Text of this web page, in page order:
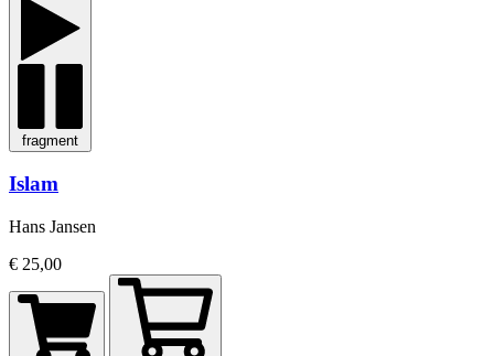
fragment
Islam
Hans Jansen
€ 25,00